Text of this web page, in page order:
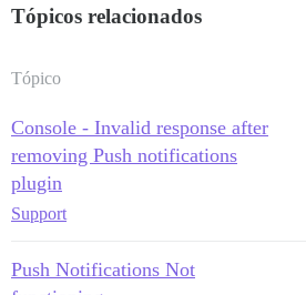
Tópicos relacionados
Tópico
Console - Invalid response after
removing Push notifications
plugin
Support
Push Notifications Not